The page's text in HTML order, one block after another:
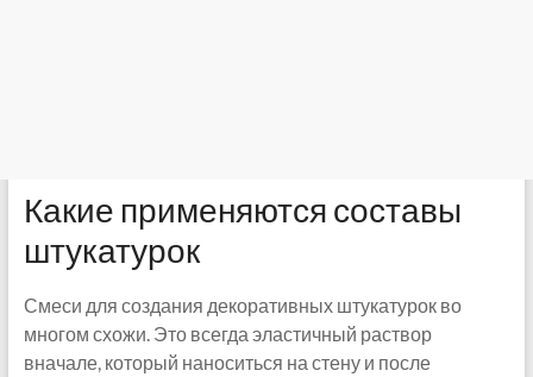
Какие применяются составы
штукатурок
Смеси для создания декоративных штукатурок во
многом схожи. Это всегда эластичный раствор
вначале, который наноситься на стену и после